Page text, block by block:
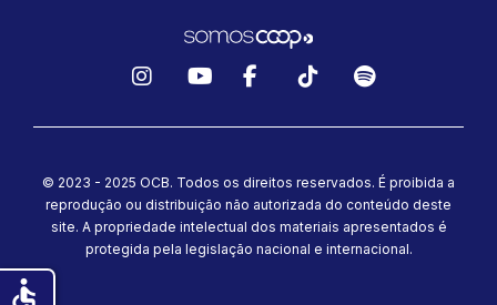
© 2023 - 2025 OCB. Todos os direitos reservados. É proibida a
reprodução ou distribuição não autorizada do conteúdo deste
site. A propriedade intelectual dos materiais apresentados é
protegida pela legislação nacional e internacional.
accessible